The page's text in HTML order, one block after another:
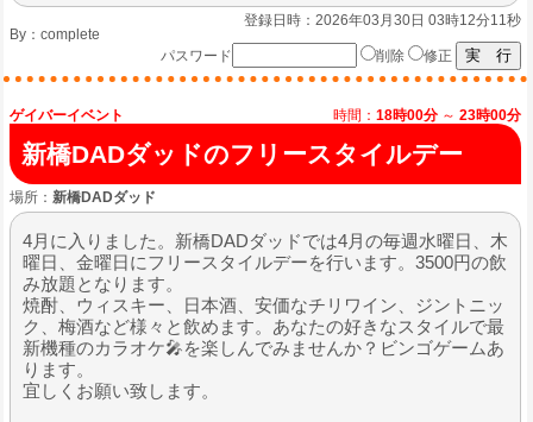
登録日時：2026年03月30日 03時12分11秒
By： complete
パスワード
削除 修正
ゲイバーイベント 時間： 18時00分 ～ 23時00分
新橋DADダッドのフリースタイルデー
場所： 新橋DADダッド
4月に入りました。新橋DADダッドでは4月の毎週水曜日、木
曜日、金曜日にフリースタイルデーを行います。3500円の飲
み放題となります。
焼酎、ウィスキー、日本酒、安価なチリワイン、ジントニッ
ク、梅酒など様々と飲めます。あなたの好きなスタイルで最
新機種のカラオケ🎤を楽しんでみませんか？ビンゴゲームあ
ります。
宜しくお願い致します。